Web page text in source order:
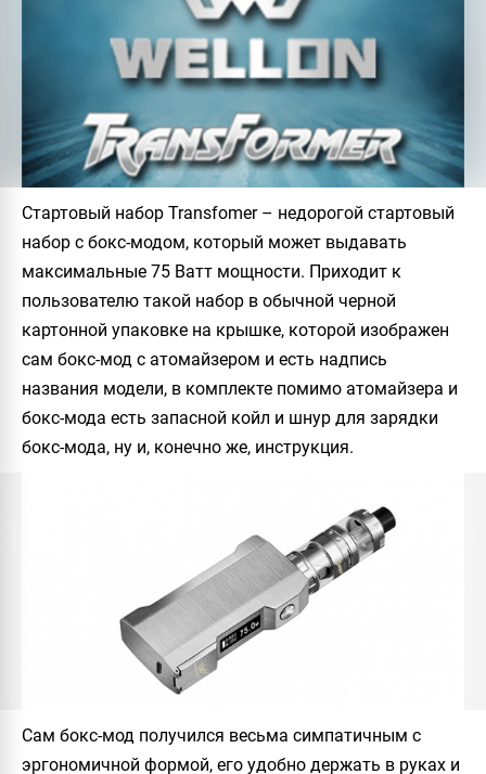
Стартовый набор Transfomer– недорогой стартовый
набор с бокс-модом, который может выдавать
максимальные 75 Ватт мощности. Приходит к
пользователю такой набор в обычной черной
картонной упаковке на крышке, которой изображен
сам бокс-мод с атомайзером и есть надпись
названия модели, в комплекте помимо атомайзера и
бокс-мода есть запасной койл и шнур для зарядки
бокс-мода, ну и, конечно же, инструкция.
Сам бокс-мод получился весьма симпатичным с
эргономичной формой, его удобно держать в руках и